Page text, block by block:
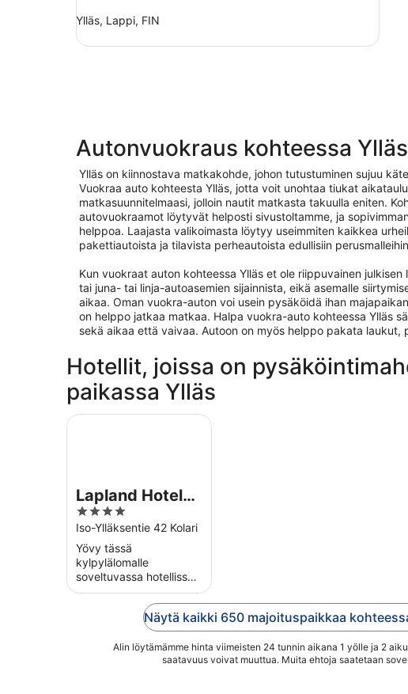
Ylläs, Lappi, FIN
Autonvuokraus kohteessa Ylläs
Ylläs on kiinnostava matkakohde, johon tutustuminen sujuu
Vuokraa auto kohteesta Ylläs, jotta voit unohtaa tiukat
matkasuunnitelmaasi, jolloin nautit matkasta takuulla eniten.
autovuokraamot löytyvät helposti sivustoltamme, ja
helppoa. Laajasta valikoimasta löytyy useimmiten kaikkea
pakettiautoista ja tilavista perheautoista edullisiin
Kun vuokraat auton kohteessa Ylläs et ole riippuvainen julkisen
tai juna- tai linja-autoasemien sijainnista, eikä asemalle
aikaa. Oman vuokra-auton voi usein pysäköidä ihan
on helppo jatkaa matkaa. Halpa vuokra-auto kohteessa Ylläs
sekä aikaa että vaivaa. Autoon on myös helppo pakata laukut,
Hotellit, joissa on
paikassa Ylläs
Lapland Hotels
Saaga
4
out
of
5
Iso-Ylläksentie 42 Kolari
Yövy tässä
kylpylälomalle
soveltuvassa hotellissa
kohteessa Kolari. Nauti
ilmaisesta aamiaisesta,
ilmaisesta pysäköinnistä
ja täyden palvelun
kylpylästä. Lähellä ...
Lapland Hotels Saaga
Näytä kaikki 650 majoituspaikkaa
Alin löytämämme hinta viimeisten 24 tunnin aikana 1 yölle ja 2
saatavuus voivat muuttua. Muita ehtoja saatetaan